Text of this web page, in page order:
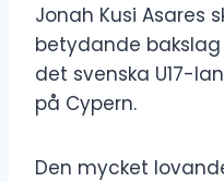
Jonah Kusi Asares
betydande
det svenska U17-
på Cypern.
Den mycket